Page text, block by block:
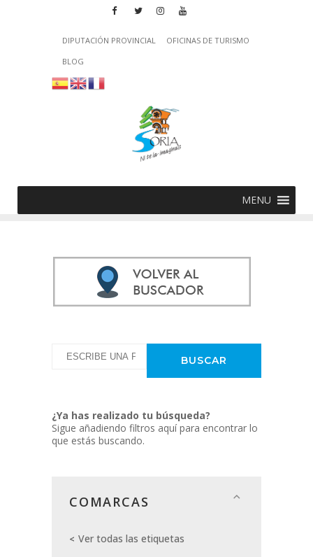
DIPUTACIÓN PROVINCIAL
OFICINAS DE TURISMO
BLOG
MENU
¿Ya has realizado tu búsqueda?
Sigue añadiendo filtros aquí para encontrar lo
que estás buscando.
COMARCAS
Ver todas las etiquetas